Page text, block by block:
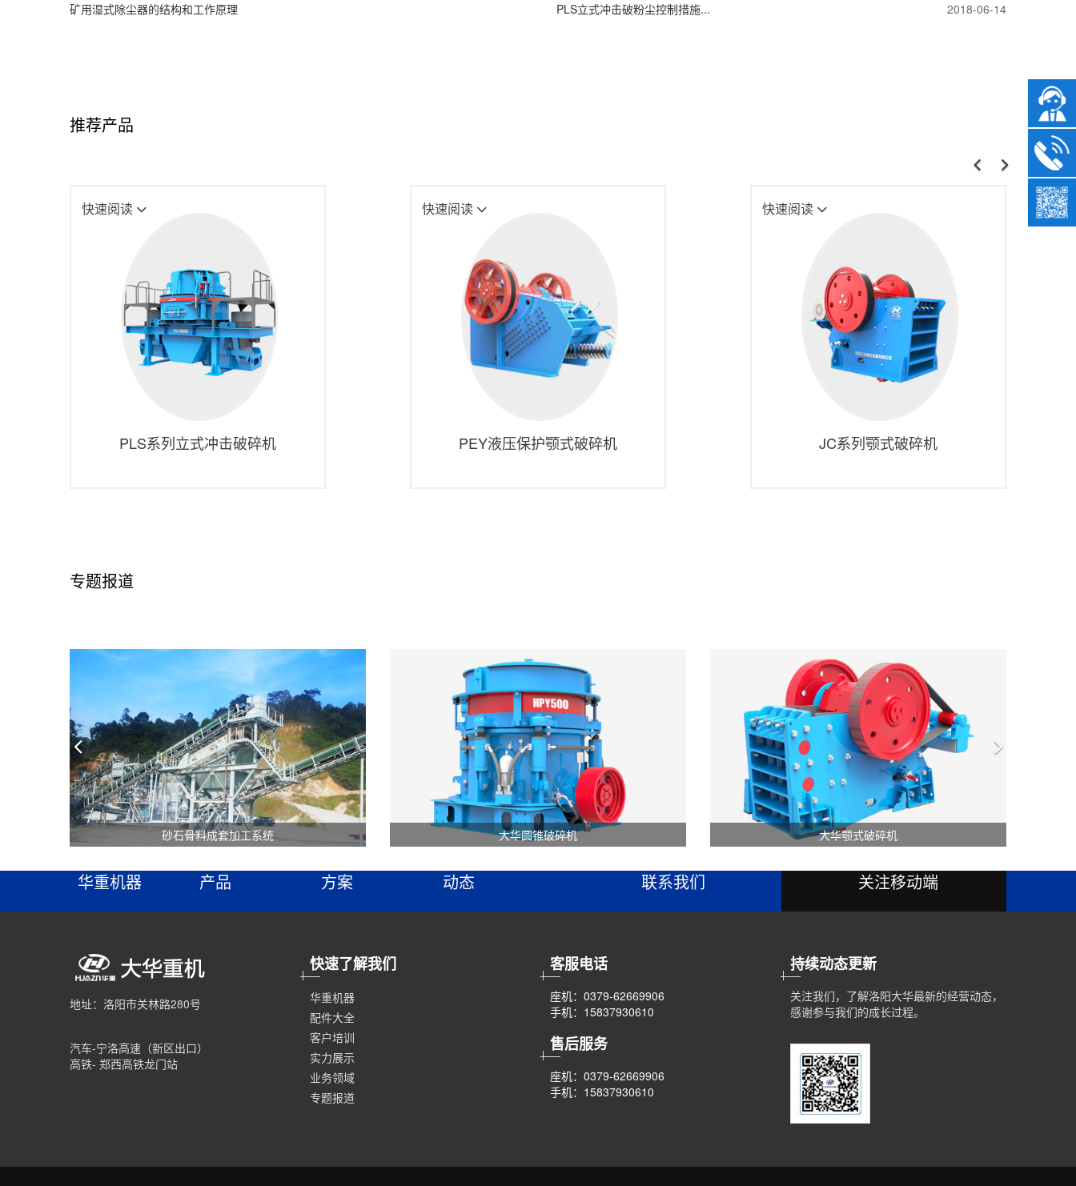
矿用湿式除尘器的结构和工作原理
PLS立式冲击破粉尘控制措施...
2018-06-14
推荐产品
快速阅读
PLS系列立式冲击破碎机
快速阅读
PEY液压保护颚式破碎机
快速阅读
JC系列颚式破碎机
上
下
专题报道
大华颚式破碎机 钢渣处理成套生产线
上
一
页
下
华重机器 产品 方案 动态 联系我们 关注移动端
地址：洛阳市关林路280号
汽车-宁洛高速（新区出口）
高铁- 郑西高铁龙门站
快速了解我们
华重机器
配件大全
客户培训
实力展示
业务领域
专题报道
客服电话
座机：0379-62669906
手机：15837930610
售后服务
座机：0379-62669906
手机：15837930610
持续动态更新
关注我们，了解洛阳大华最新的经营动态，
感谢参与我们的成长过程。